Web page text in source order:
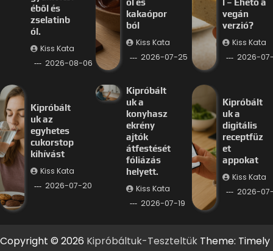
éből és
zselatinb
ól.
Kiss Kata
2026-08-06
ól és
kakaópor
ból
Kiss Kata
2026-07-25
l – Ehető a
vegán
verzió?
Kiss Kata
2026-
Kipróbált
uk az
egyhetes
cukorstop
kihívást
Kiss Kata
2026-07-20
Kipróbált
uk a
konyhasz
ekrény
ajtók
átfestését
fóliázás
helyett.
Kiss Kata
2026-07-19
Kipróbált
uk a
digitális
receptfüz
et
appokat
Kiss Kata
2026-
Copyright © 2026 Kipróbáltuk-Teszteltük Theme: Timely